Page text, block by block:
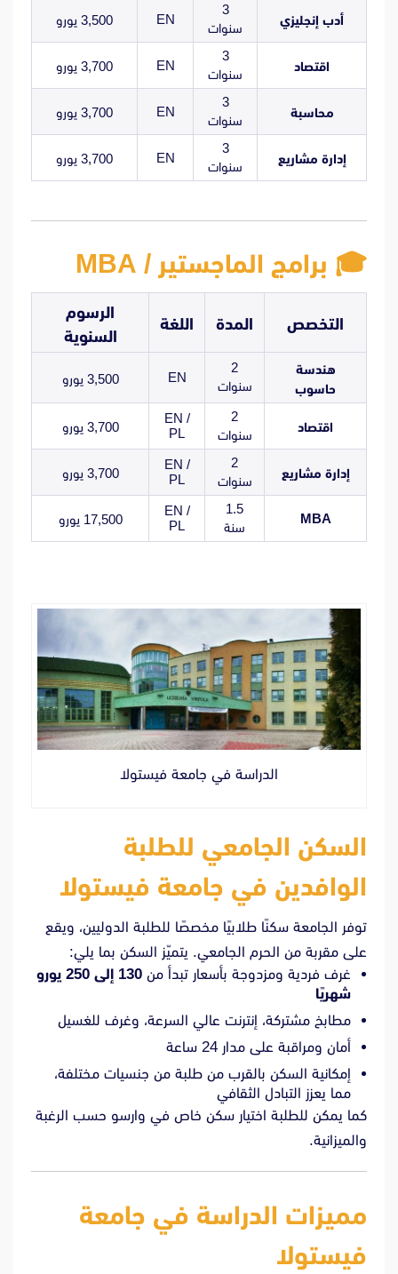
أدب إنجليزي
3
سنوات
EN 3,500 يورو
اقتصاد
3
سنوات
EN 3,700 يورو
محاسبة
3
سنوات
EN 3,700 يورو
إدارة مشاريع
3
سنوات
EN 3,700 يورو
🎓 برامج الماجستير / MBA
التخصص المدة اللغة
الرسوم
السنوية
هندسة
حاسوب
2
سنوات
EN 3,500 يورو
اقتصاد
2
سنوات
EN /
PL
3,700 يورو
إدارة مشاريع
2
سنوات
EN /
PL
3,700 يورو
MBA
1.5
سنة
EN /
PL
17,500 يورو
الدراسة في جامعة فيستولا
السكن الجامعي للطلبة
الوافدين في جامعة فيستولا
توفر الجامعة سكنًا طلابيًا مخصصًا للطلبة الدوليين، ويقع
على مقربة من الحرم الجامعي. يتميّز السكن بما يلي:
غرف فردية ومزدوجة بأسعار تبدأ من
130 إلى 250 يورو
شهريًا
مطابخ مشتركة، إنترنت عالي السرعة، وغرف للغسيل
أمان ومراقبة على مدار 24 ساعة
إمكانية السكن بالقرب من طلبة من جنسيات مختلفة،
مما يعزز التبادل الثقافي
كما يمكن للطلبة اختيار سكن خاص في وارسو حسب الرغبة
والميزانية.
مميزات الدراسة في جامعة
فيستولا